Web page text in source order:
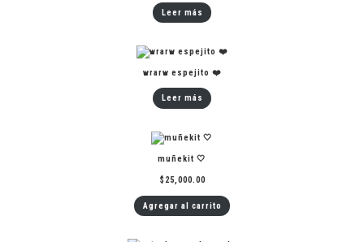
Leer más
wrarw espejito ❤️
Leer más
muñekit 🤍
$25,000.00
Agregar al carrito